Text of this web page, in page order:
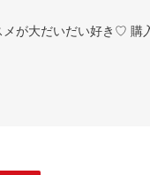
が大だいだい好き♡ 購